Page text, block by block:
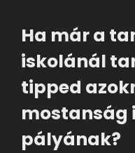
Ha már a
iskolánál
tipped
mostanság
pályának?